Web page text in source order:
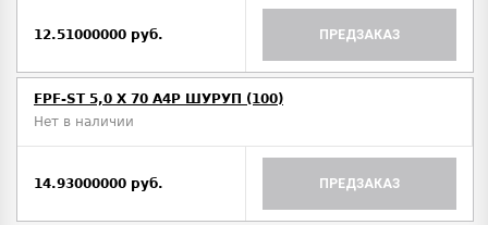
12.51000000 руб. ПРЕДЗАКАЗ
FPF-ST 5,0 X 70 A4P ШУРУП (100)
Нет в наличии
14.93000000 руб. ПРЕДЗАКАЗ